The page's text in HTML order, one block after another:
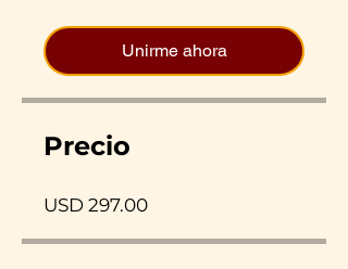
Unirme ahora
Precio
USD 297.00